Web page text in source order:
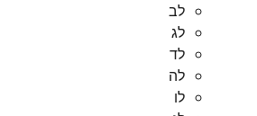
לב
לג
לד
לה
לו